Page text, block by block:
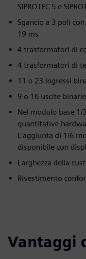
SIPROTEC 5 e
Sgancio a 3 poli
19 ms
4 trasformatori di
4 trasformatori di
11 o 23 ingressi
9 o 16 uscite binarie
Nel modulo base
quantitative
L'aggiunta di 1/6
disponibile con
Larghezza della
Rivestimento
Vantaggi